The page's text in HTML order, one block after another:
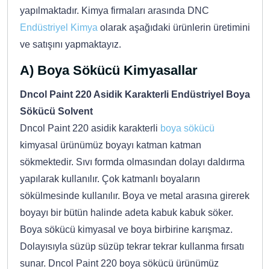
yapılmaktadır. Kimya firmaları arasında DNC
Endüstriyel Kimya olarak aşağıdaki ürünlerin üretimini
ve satışını yapmaktayız.
A) Boya Sökücü Kimyasallar
Dncol Paint 220 Asidik Karakterli Endüstriyel Boya
Sökücü Solvent
Dncol Paint 220 asidik karakterli boya sökücü
kimyasal ürünümüz boyayı katman katman
sökmektedir. Sıvı formda olmasından dolayı daldırma
yapılarak kullanılır. Çok katmanlı boyaların
sökülmesinde kullanılır. Boya ve metal arasına girerek
boyayı bir bütün halinde adeta kabuk kabuk söker.
Boya sökücü kimyasal ve boya birbirine karışmaz.
Dolayısıyla süzüp süzüp tekrar tekrar kullanma fırsatı
sunar. Dncol Paint 220 boya sökücü ürünümüz